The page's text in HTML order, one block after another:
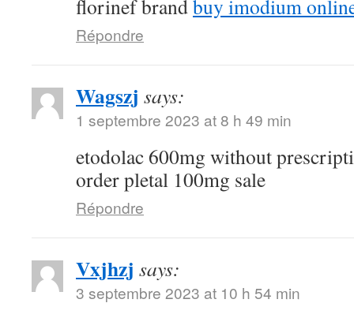
florinef brandbuy imodium
Répondre
Wagszj says:
1 septembre 2023 at 8 h 49 min
etodolac 600mg without
order pletal 100mg sale
Répondre
Vxjhzj says:
3 septembre 2023 at 10 h 54 min